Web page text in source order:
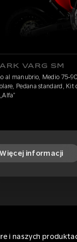
VARG SM
al manubrio, Medio 75-
Pedana standard,
Więcej informacji
i naszych